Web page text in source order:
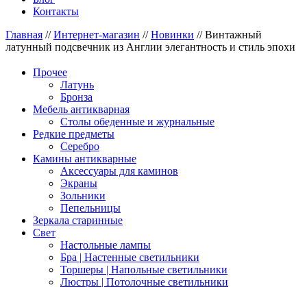
Контакты
Главная //Интернет-магазин //Новинки //Винтажный
латунный подсвечник из Англии элегантность и стиль эпохи
Прочее
Латунь
Бронза
Мебель антикварная
Столы обеденные и журнальные
Редкие предметы
Серебро
Камины антикварные
Аксессуары для каминов
Экраны
Зольники
Пепельницы
Зеркала старинные
Свет
Настольные лампы
Бра | Настенные светильники
Торшеры | Напольные светильники
Люстры | Потолочные светильники